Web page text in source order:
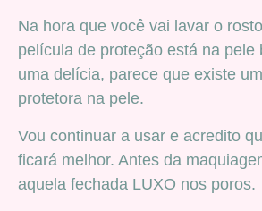
Na hora que você vai lavar o
película de proteção está na pele
uma delícia, parece que existe
protetora na pele.
Vou continuar a usar e acredito
ficará melhor. Antes da
aquela fechada LUXO nos poros.